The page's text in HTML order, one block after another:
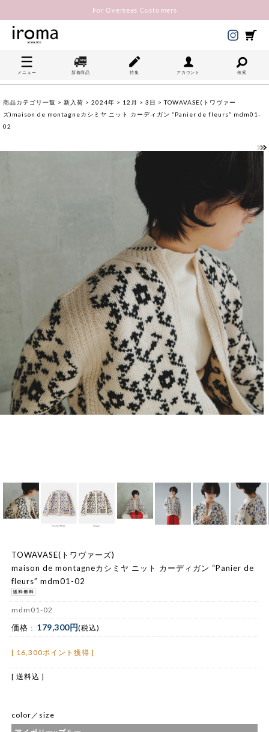
For Overseas Customers
メニュー 新着商品 特集 アカウント 検索
商品カテゴリ一覧 > 新入荷 > 2024年 > 12月 > 3日 > TOWAVASE(トワヴァー
ズ)maison de montagneカシミヤ ニット カーディガン “Panier de fleurs” mdm01-
02
TOWAVASE(トワヴァーズ)
maison de montagneカシミヤ ニット カーディガン “Panier de
fleurs” mdm01-02
mdm01-02
価格 : 179,300円(税込)
[ 16,300ポイント獲得 ]
[ 送料込 ]
color／size